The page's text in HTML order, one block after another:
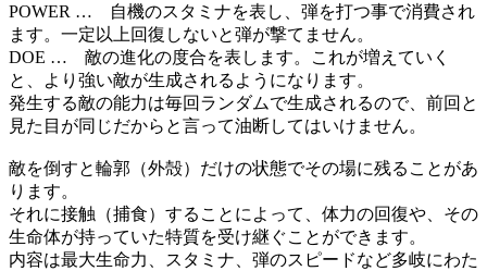
POWER … 自機のスタミナを表し、弾を打つ事で消費され
ます。一定以上回復しないと弾が撃てません。
DOE … 敵の進化の度合を表します。これが増えていく
と、より強い敵が生成されるようになります。
発生する敵の能力は毎回ランダムで生成されるので、前回と
見た目が同じだからと言って油断してはいけません。
敵を倒すと輪郭（外殻）だけの状態でその場に残ることがあ
ります。
それに接触（捕食）することによって、体力の回復や、その
生命体が持っていた特質を受け継ぐことができます。
内容は最大生命力、スタミナ、弾のスピードなど多岐にわた